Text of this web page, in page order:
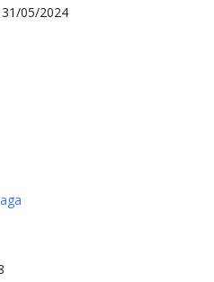
05/2024